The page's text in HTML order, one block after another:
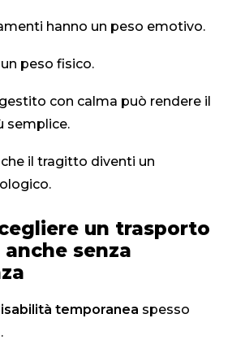
hanno un peso emotivo.
peso fisico.
con calma può rendere il
semplice.
il tragitto diventi un
un trasporto
senza
temporanea spesso